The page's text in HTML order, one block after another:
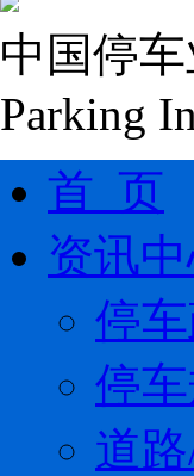
中国停
Parking
首 页
资讯
停
停车
道